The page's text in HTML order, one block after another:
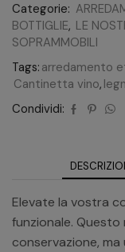
Categorie:
BOTTIGLIE, LE
SOPRAMMOBILI
Tags: arredamento
Cantinetta vino,
Condividi:
Elevate la vostra
funzionale.
conservazione,